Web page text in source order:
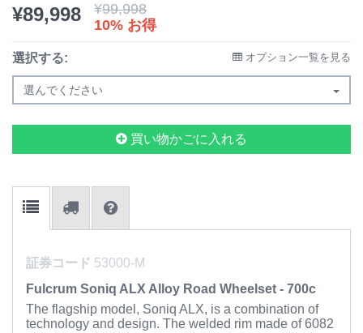
¥89,998 ¥99,998
10% お得
選択する: オプション一覧を見る
選んでください
買い物かごに入れる
証券コード 53000-M
Fulcrum Soniq ALX Alloy Road Wheelset - 700c
The flagship model, Soniq ALX, is a combination of
technology and design. The welded rim made of 6082